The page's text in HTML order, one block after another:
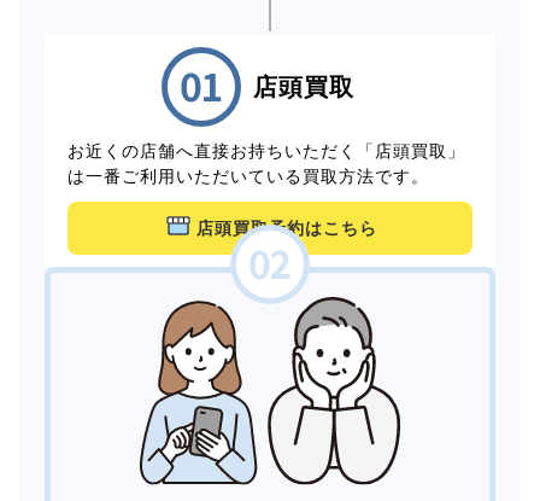
店頭買取
お近くの店舗へ直接お持ちいただく「店頭買取」
は一番ご利用いただいている買取方法です。
店頭買取予約はこちら